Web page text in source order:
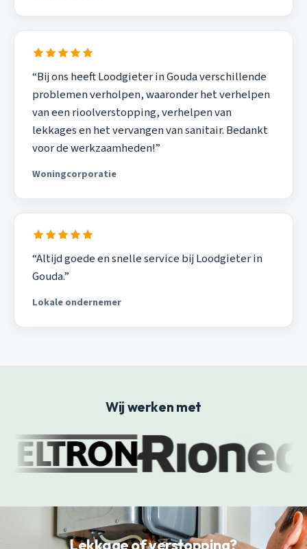
“Bij ons heeft Loodgieter in Gouda verschillende
problemen verholpen, waaronder het verhelpen
van een rioolverstopping, verhelpen van
lekkages en het vervangen van sanitair. Bedankt
voor de werkzaamheden!”
Woningcorporatie
“Altijd goede en snelle service bij Loodgieter in
Gouda.”
Lokale ondernemer
Wij werken met
Lekkage of verstopping?